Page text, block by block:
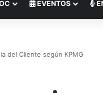
EVENTOS
del Cliente según KPMG